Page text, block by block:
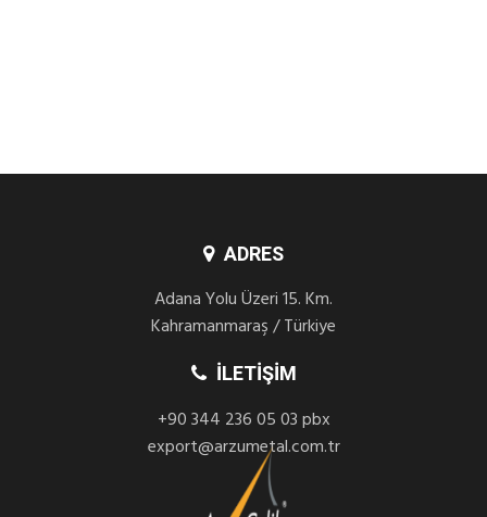
ADRES
Adana Yolu Üzeri 15. Km.
Kahramanmaraş / Türkiye
İLETIŞIM
+90 344 236 05 03 pbx
export@arzumetal.com.tr